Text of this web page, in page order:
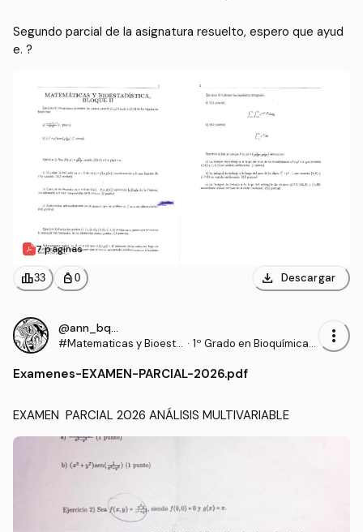
Segundo parcial de la asignatura resuelto, espero que ayud
e. ?
7 páginas
leaderboard33 personal_bag 0 download Descargar
@ann_bqq7
#Matematicas y Bioesta · 1º Grado en Bioquímica
more_vert
Examenes-EXAMEN-PARCIAL-2026.pdf
EXAMEN  PARCIAL 2026 ANÁLISIS MULTIVARIABLE